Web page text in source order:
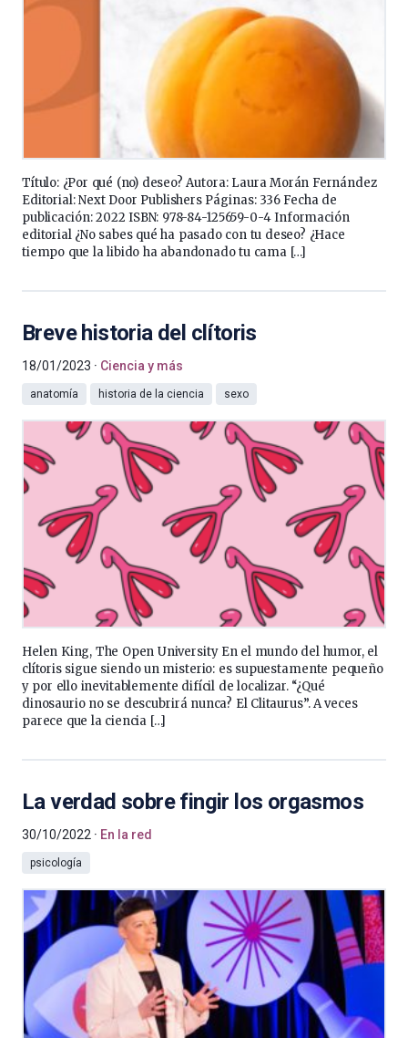
Título: ¿Por qué (no) deseo? Autora: Laura Morán Fernández
Editorial: Next Door Publishers Páginas: 336 Fecha de
publicación: 2022 ISBN: 978-84-125659-0-4 Información
editorial ¿No sabes qué ha pasado con tu deseo? ¿Hace
tiempo que la libido ha abandonado tu cama […]
Breve historia del clítoris
18/01/2023 Ciencia y más
anatomía historia de la ciencia sexo
Helen King, The Open University En el mundo del humor, el
clítoris sigue siendo un misterio: es supuestamente pequeño
y por ello inevitablemente difícil de localizar. “¿Qué
dinosaurio no se descubrirá nunca? El Clitaurus”. A veces
parece que la ciencia […]
La verdad sobre fingir los orgasmos
30/10/2022 En la red
psicología